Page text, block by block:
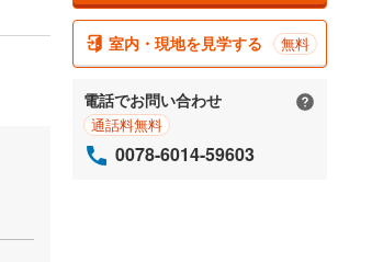
室内・現地を見学する 無料
電話でお問い合わせ
通話料無料
0078-6014-59603